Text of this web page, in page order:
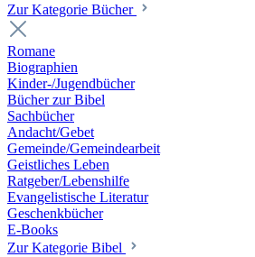
Zur Kategorie Bücher
Romane
Biographien
Kinder-/Jugendbücher
Bücher zur Bibel
Sachbücher
Andacht/Gebet
Gemeinde/Gemeindearbeit
Geistliches Leben
Ratgeber/Lebenshilfe
Evangelistische Literatur
Geschenkbücher
E-Books
Zur Kategorie Bibel